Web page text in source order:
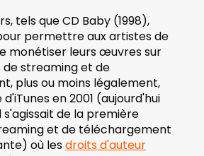
tels que CD Baby (1998),
permettre aux artistes de
monétiser leurs œuvres sur
streaming et de
plus ou moins légalement,
en 2001 (aujourd'hui
s'agissait de la première
et de téléchargement
où les droits d'auteur